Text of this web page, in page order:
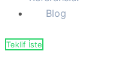
Blog
Teklif İste